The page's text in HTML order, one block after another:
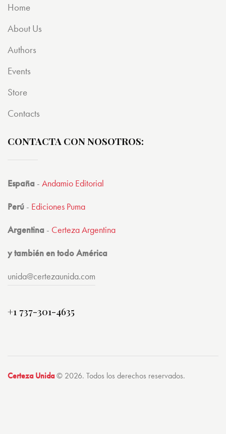
Home
About Us
Authors
Events
Store
Contacts
CONTACTA CON NOSOTROS:
España - Andamio Editorial
Perú - Ediciones Puma
Argentina - Certeza Argentina
y también en todo América
unida@certezaunida.com
+1 737-301-4635
Certeza Unida© 2026. Todos los derechos reservados.